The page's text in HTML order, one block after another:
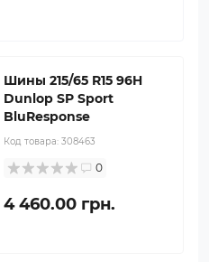
Шины 215/65 R15 96H
Dunlop SP Sport
BluResponse
Код товара: 308463
0
4 460.00 грн.